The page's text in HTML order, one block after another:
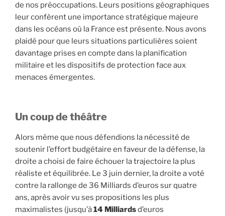
de nos préoccupations. Leurs positions géographiques
leur confèrent une importance stratégique majeure
dans les océans où la France est présente. Nous avons
plaidé pour que leurs situations particulières soient
davantage prises en compte dans la planification
militaire et les dispositifs de protection face aux
menaces émergentes.
Un coup de théâtre
Alors même que nous défendions la nécessité de
soutenir l’effort budgétaire en faveur de la défense, la
droite a choisi de faire échouer la trajectoire la plus
réaliste et équilibrée. Le 3 juin dernier, la droite a voté
contre la rallonge de 36 Milliards d’euros sur quatre
ans, après avoir vu ses propositions les plus
maximalistes (jusqu’à14 Milliardsd’euros